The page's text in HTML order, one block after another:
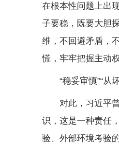
在根本性问题上出
子要稳，既要大胆
维，不回避矛盾，
慌，牢牢把握主动权
“稳妥审慎”“从
对此，习近平
识，这是一种责任
验、外部环境考验